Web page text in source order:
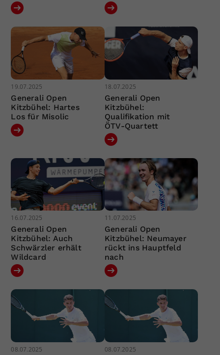
19.07.2025
Generali Open
Kitzbühel: Hartes
Los für Misolic
18.07.2025
Generali Open
Kitzbühel:
Qualifikation mit
ÖTV-Quartett
16.07.2025
Generali Open
Kitzbühel: Auch
Schwärzler erhält
Wildcard
11.07.2025
Generali Open
Kitzbühel: Neumayer
rückt ins Hauptfeld
nach
08.07.2025 08.07.2025